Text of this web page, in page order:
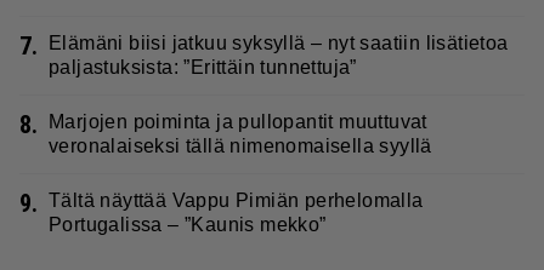
7.
Elämäni biisi jatkuu syksyllä – nyt saatiin lisätietoa
paljastuksista: ”Erittäin tunnettuja”
8.
Marjojen poiminta ja pullopantit muuttuvat
veronalaiseksi tällä nimenomaisella syyllä
9. Tältä näyttää Vappu Pimiän perhelomalla
Portugalissa – ”Kaunis mekko”